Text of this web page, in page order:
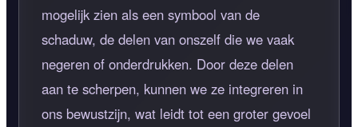
mogelijk zien als een symbool van de
schaduw, de delen van onszelf die we vaak
negeren of onderdrukken. Door deze delen
aan te scherpen, kunnen we ze integreren in
ons bewustzijn, wat leidt tot een groter gevoel